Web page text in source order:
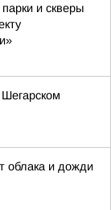
и скверы
облака и дожди